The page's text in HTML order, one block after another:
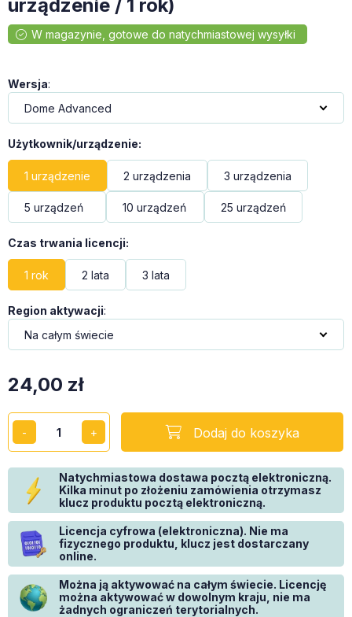
urządzenie / 1 rok)
Wersja:
Użytkownik/urządzenie:
1 urządzenie 2 urządzenia 3 urządzenia
5 urządzeń 10 urządzeń 25 urządzeń
Czas trwania licencji:
1 rok 2 lata 3 lata
Region aktywacji:
24,00 zł
Dodaj do koszyka
Natychmiastowa dostawa pocztą elektroniczną.
Kilka minut po złożeniu zamówienia otrzymasz
klucz produktu pocztą elektroniczną.
Licencja cyfrowa (elektroniczna). Nie ma
fizycznego produktu, klucz jest dostarczany
online.
Można ją aktywować na całym świecie. Licencję
można aktywować w dowolnym kraju, nie ma
żadnych ograniczeń terytorialnych.